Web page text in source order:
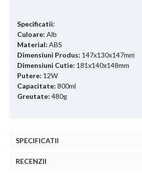
Specificatii:
Culoare: Alb
Material: ABS
Dimensiuni Produs: 147x130x147mm
Dimensiuni Cutie: 181x140x148mm
Putere: 12W
Capacitate: 800ml
Greutate: 480g
SPECIFICATII
RECENZII